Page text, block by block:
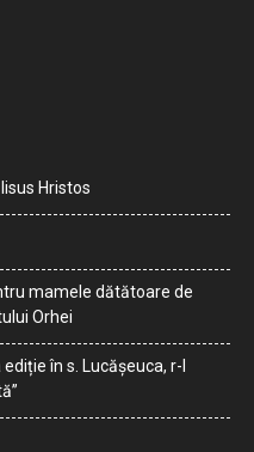
Hristos
mamele dătătoare de
Orhei
în s. Lucășeuca, r-l